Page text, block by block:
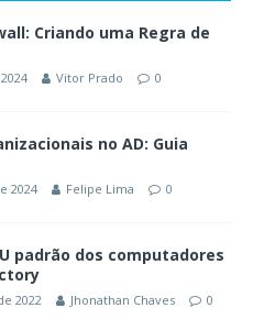
Criando uma Regra de
Vitor Prado 0
no AD: Guia
2024 Felipe Lima 0
padrão dos computadores
2022 Jhonathan Chaves 0